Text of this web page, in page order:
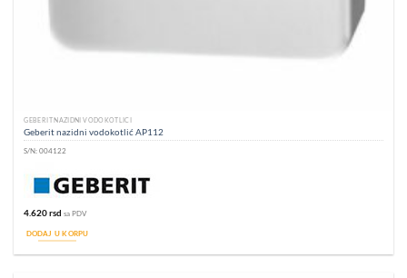
GEBERIT NAZIDNI VODOKOTLIĆI
Geberit nazidni vodokotlić AP112
S/N:004122
4.620rsd sa PDV
DODAJ U KORPU